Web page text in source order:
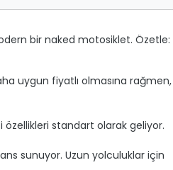
bir naked motosiklet. Özetle:
uygun fiyatlı olmasına rağmen,
özellikleri standart olarak geliyor.
sunuyor. Uzun yolculuklar için